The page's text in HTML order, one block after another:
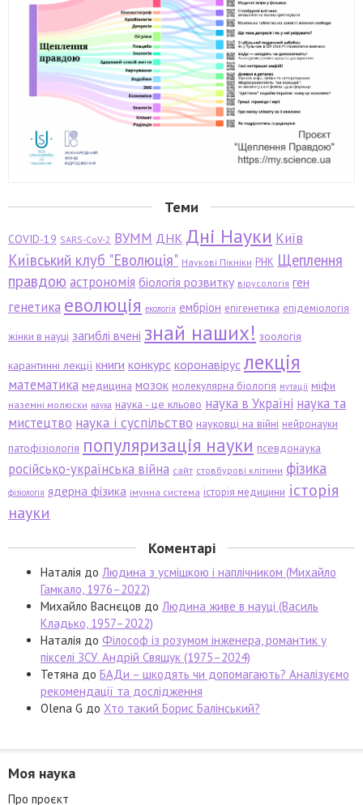
Теми
COVID-19 SARS-CoV-2 ВУММ ДНК Дні Науки Київ
Київський клуб "Еволюція" Наукові Пікніки РНК Щеплення
правдою астрономія біологія розвитку вірусологія ген
генетика еволюція екологія ембріон епігенетика епідеміологія
жінки в науці загиблі вчені знай наших! зоологія
карантинні лекції книги конкурс коронавірус лекція
математика медицина мозок молекулярна біологія мутації міфи
наземні молюски наука наука - це кльово наука в Україні наука та
мистецтво наука і суспільство науковці на війні нейронауки
патофізіологія популяризація науки псевдонаука
російсько-українська війна сайт стовбурові клітини фізика
фізіологія ядерна фізика імунна система історія медицини історія
науки
Коментарі
Наталія до Людина з усмішкою і наплічником (Михайло
Гамкало, 1976–2022)
Михайло Васнєцов до Людина живе в науці (Василь
Кладько, 1957–2022)
Наталія до Філософ із розумом інженера, романтик у
пікселі ЗСУ. Андрій Свящук (1975–2024)
Тетяна до БАДи – шкодять чи допомагають? Аналізуємо
рекомендації та дослідження
Olena G до Хто такий Борис Балінський?
Моя наука
Про проєкт